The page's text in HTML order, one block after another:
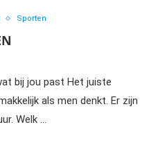
Sporten
bij jou past Het juiste
als men denkt. Er zijn
Welk …